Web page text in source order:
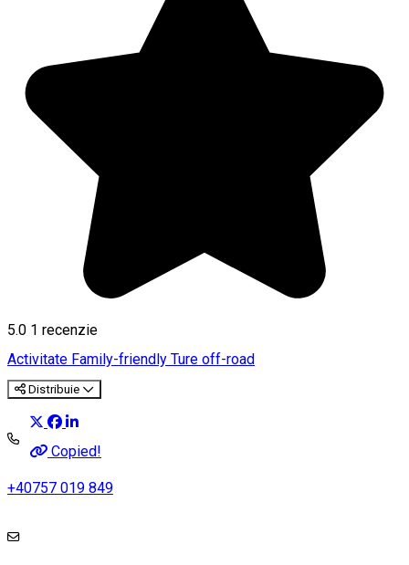
5.0 1 recenzie
Activitate Family-friendly Ture off-road
Distribuie
Copied!
+40757 019 849